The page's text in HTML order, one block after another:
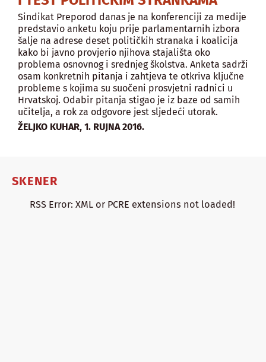
Sindikat Preporod danas je na konferenciji za medije
predstavio anketu koju prije parlamentarnih izbora
šalje na adrese deset političkih stranaka i koalicija
kako bi javno provjerio njihova stajališta oko
problema osnovnog i srednjeg školstva. Anketa sadrži
osam konkretnih pitanja i zahtjeva te otkriva ključne
probleme s kojima su suočeni prosvjetni radnici u
Hrvatskoj. Odabir pitanja stigao je iz baze od samih
učitelja, a rok za odgovore jest sljedeći utorak.
ŽELJKO KUHAR, 1. RUJNA 2016.
SKENER
RSS Error: XML or PCRE extensions not loaded!